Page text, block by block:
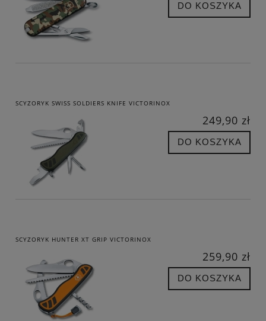
DO KOSZYKA
SCYZORYK SWISS SOLDIERS KNIFE VICTORINOX
249,90 zł
DO KOSZYKA
SCYZORYK HUNTER XT GRIP VICTORINOX
259,90 zł
DO KOSZYKA